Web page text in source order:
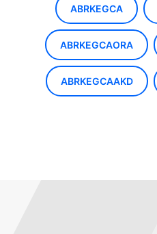
ABRKEGCA
ABRKEGCAORA
ABRKEGCAAKD